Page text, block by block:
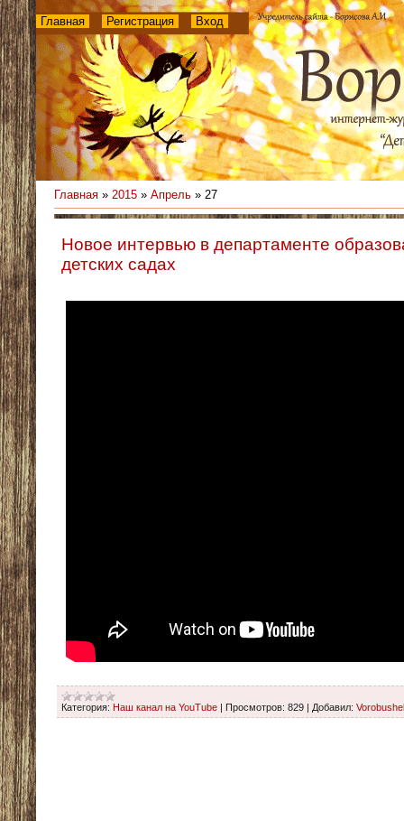
Главная Регистрация Вход
Главная » 2015 » Апрель » 27
Новое интервью в департаменте
детских садах
Категория: Наш канал на YouTube | Просмотров: 829 | Добавил: